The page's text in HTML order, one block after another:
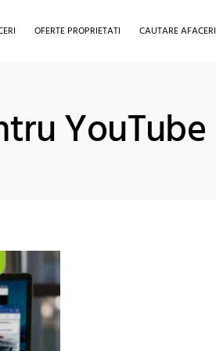
OFERTE PROPRIETATI CAUTARE AFACERI
YouTube